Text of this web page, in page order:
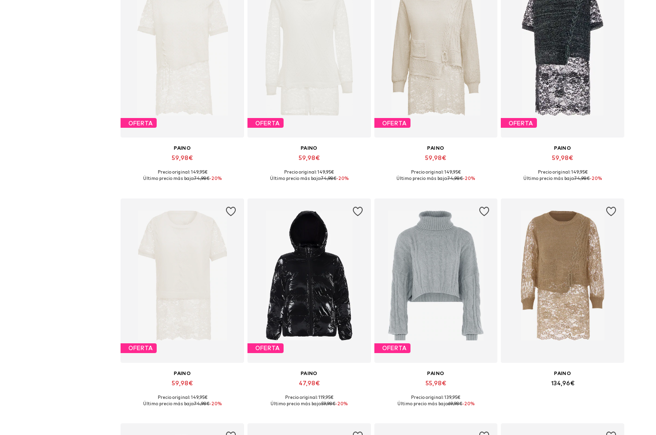
OFERTA
PAINO
59,98€
Tallas disponibles: XS-S
Precio original: 149,95€
Último precio más bajo:74,98€-20%
OFERTA
PAINO
59,98€
Tallas disponibles: XS-S
Precio original: 149,95€
Último precio más bajo:74,98€-20%
OFERTA
PAINO
59,98€
Tallas disponibles: XS-S
Precio original: 149,95€
Último precio más bajo:74,98€-20%
OFERTA
PAINO
59,98€
Tallas disponibles: XS-S
Precio original: 149,95€
Último precio más bajo:74,98€-20%
OFERTA
PAINO
59,98€
Tallas disponibles: XS-S
Precio original: 149,95€
Último precio más bajo:74,98€-20%
OFERTA
PAINO
47,98€
Tallas disponibles: L, XXL
Precio original: 119,95€
Último precio más bajo:59,98€-20%
OFERTA
PAINO
55,98€
Tallas disponibles: XL-XXL
Precio original: 139,95€
Último precio más bajo:69,98€-20%
PAINO
134,96€